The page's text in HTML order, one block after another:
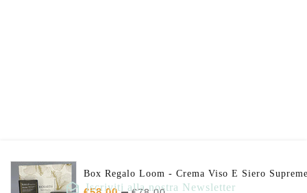
Box Regalo Loom - Crema Viso E Siero
Iscriviti alla nostra Newsletter